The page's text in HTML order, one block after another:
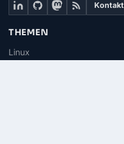
Kontakt
THEMEN
Linux